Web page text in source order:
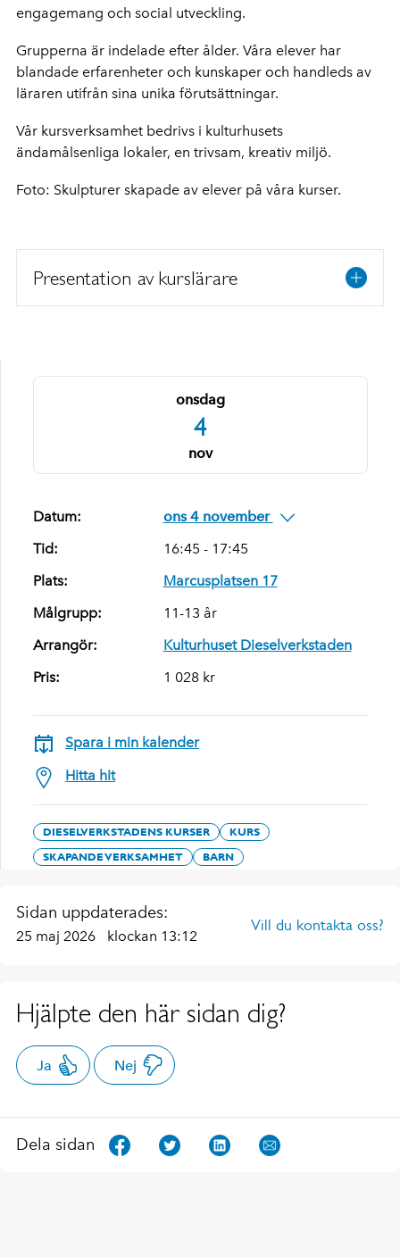
onsdag
4
nov
Datum:
ons 4 november
Tid:
16:45 - 17:45
Plats:
Marcusplatsen 17
Målgrupp:
11-13 år
Arrangör:
Kulturhuset Dieselverkstaden
Pris:
1 028 kr
Spara i min kalender
Hitta hit
DIESELVERKSTADENS KURSER
KURS
SKAPANDE VERKSAMHET
BARN
engagemang och social utveckling.
Grupperna är indelade efter ålder. Våra elever har
blandade erfarenheter och kunskaper och handleds av
läraren utifrån sina unika förutsättningar.
Vår kursverksamhet bedrivs i kulturhusets
ändamålsenliga lokaler, en trivsam, kreativ miljö.
Foto: Skulpturer skapade av elever på våra kurser.
Presentation av kurslärare
Sidan uppdaterades:
25 maj 2026 klockan 13:12
Vill du kontakta oss?
Hjälpte den här sidan dig?
Ja Nej
Dela sidan